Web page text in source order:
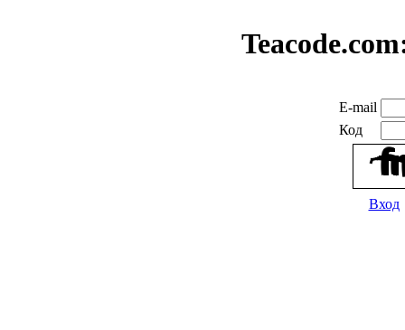
E-mail
Код
Вход